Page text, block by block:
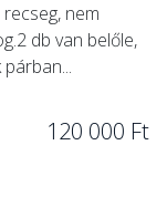
nem
db van belőle,
párban...
120 000 Ft